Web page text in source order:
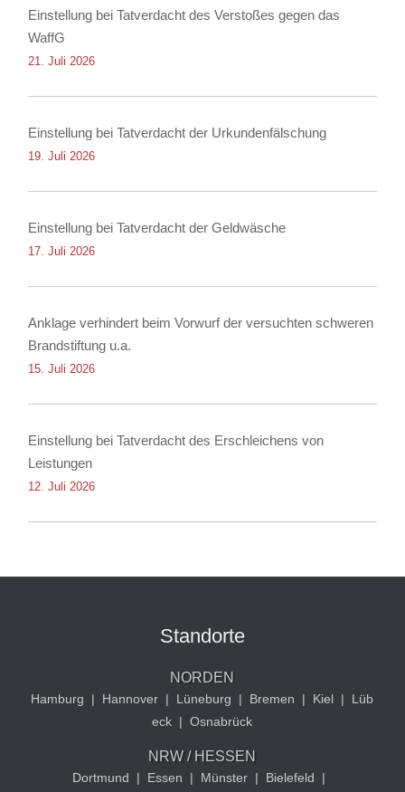
Einstellung bei Tatverdacht des Verstoßes gegen das
WaffG
21. Juli 2026
Einstellung bei Tatverdacht der Urkundenfälschung
19. Juli 2026
Einstellung bei Tatverdacht der Geldwäsche
17. Juli 2026
Anklage verhindert beim Vorwurf der versuchten schweren
Brandstiftung u.a.
15. Juli 2026
Einstellung bei Tatverdacht des Erschleichens von
Leistungen
12. Juli 2026
Standorte
NORDEN
Hamburg | Hannover | Lüneburg | Bremen | Kiel |
Lüb
eck | Osnabrück
NRW / HESSEN
Dortmund | Essen | Münster | Bielefeld
|